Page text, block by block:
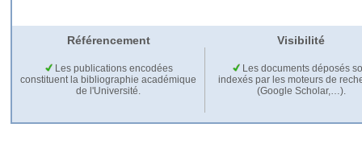
Référencement Visibilité
Les publications encodées
constituent la bibliographie académique
de l'Université.
Les documents déposés
indexés par les moteurs de
(Google Scholar,…).